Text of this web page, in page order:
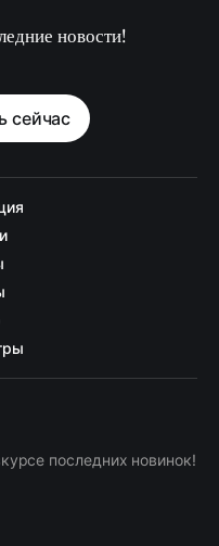
новости!
сейчас
последних новинок!